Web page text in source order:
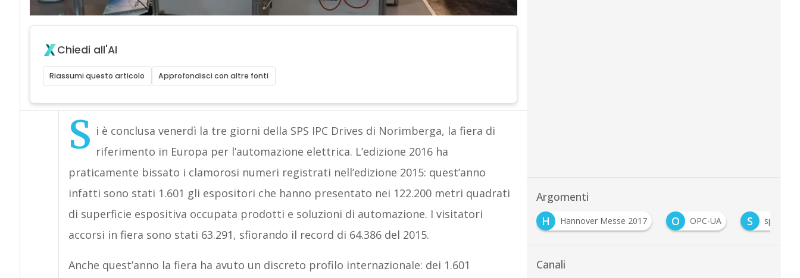
Chiedi all'AI
Riassumi questo articolo Approfondisci con altre fonti
S i è conclusa venerdì la tre giorni della SPS IPC Drives di Norimberga, la fiera di
riferimento in Europa per l’automazione elettrica. L’edizione 2016 ha
praticamente bissato i clamorosi numeri registrati nell’edizione 2015: quest’anno
infatti sono stati 1.601 gli espositori che hanno presentato nei 122.200 metri quadrati
di superficie espositiva occupata prodotti e soluzioni di automazione. I visitatori
accorsi in fiera sono stati 63.291, sfiorando il record di 64.386 del 2015.
Anche quest’anno la fiera ha avuto un discreto profilo internazionale: dei 1.601
Argomenti
H
hannover messe H Hannover Messe 2017 O OPC-UA S sps 2016
Canali